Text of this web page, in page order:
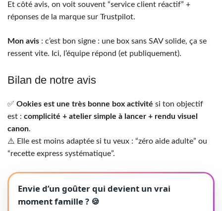
Et côté avis, on voit souvent “service client réactif” +
réponses de la marque sur Trustpilot.
Mon avis : c’est bon signe : une box sans SAV solide, ça se
ressent vite. Ici, l’équipe répond (et publiquement).
Bilan de notre avis
✅ Ookies est une très bonne box activité si ton objectif
est : complicité + atelier simple à lancer + rendu visuel
canon.
⚠️ Elle est moins adaptée si tu veux : “zéro aide adulte” ou
“recette express systématique”.
Envie d’un goûter qui devient un vrai
moment famille ? 🍪